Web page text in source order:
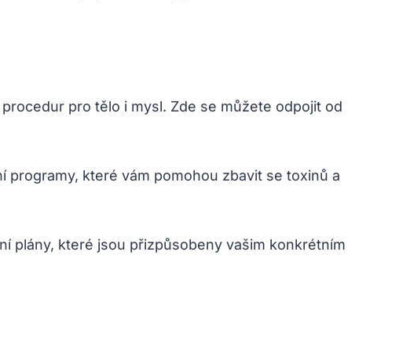
pro tělo i mysl. Zde se můžete odpojit od
které vám pomohou zbavit se toxinů a
plány, které jsou přizpůsobeny vašim konkrétním